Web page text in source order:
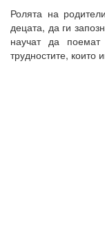
Ролята на
децата, да ги
научат да
трудностите, които